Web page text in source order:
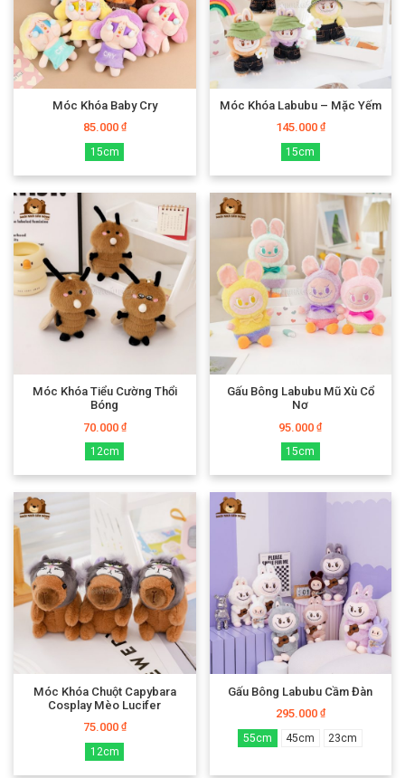
Móc Khóa Baby Cry
85.000 ₫
15cm
Móc Khóa Labubu – Mặc Yếm
145.000 ₫
15cm
Móc Khóa Tiểu Cường Thổi
Bóng
70.000 ₫
12cm
Gấu Bông Labubu Mũ Xù Cổ
Nơ
95.000₫
15cm
Móc Khóa Chuột Capybara
Cosplay Mèo Lucifer
75.000 ₫
12cm
Gấu Bông Labubu Cầm Đàn
295.000 ₫
55cm 45cm 23cm